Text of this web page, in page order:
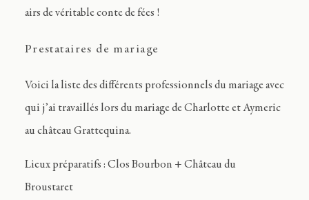
airs de véritable conte de fées !
Prestataires de mariage
Voici la liste des différents professionnels du mariage avec
qui j’ai travaillés lors du mariage de Charlotte et Aymeric
au château Grattequina.
Lieux préparatifs : Clos Bourbon + Château du
Broustaret